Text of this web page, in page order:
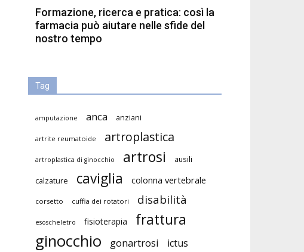
Formazione, ricerca e pratica: così la
farmacia può aiutare nelle sfide del
nostro tempo
Tag
amputazione anca anziani
artrite reumatoide artroplastica
artroplastica di ginocchio artrosi ausili
calzature caviglia colonna vertebrale
corsetto cuffia dei rotatori disabilità
esoscheletro fisioterapia frattura
ginocchio gonartrosi ictus